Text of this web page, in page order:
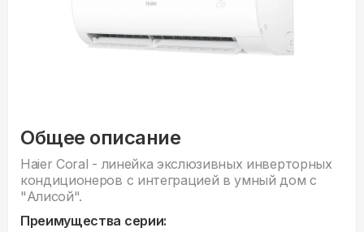
Общее описание
Haier Coral - линейка экслюзивных инверторных
кондиционеров с интеграцией в умный дом с
"Алисой".
Преимущества серии: